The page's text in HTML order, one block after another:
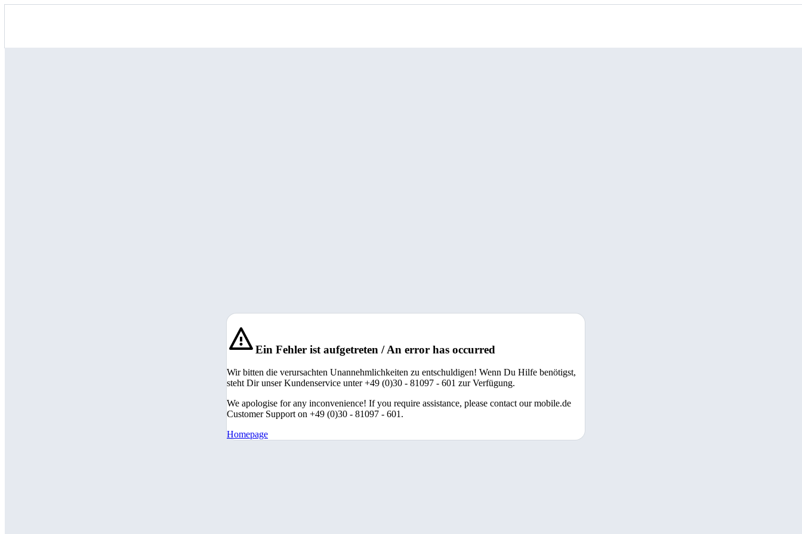
Ein Fehler ist aufgetreten / An error has occurred
Wir bitten die verursachten Unannehmlichkeiten zu entschuldigen! Wenn Du Hilfe benötigst,
steht Dir unser Kundenservice unter +49 (0)30 - 81097 - 601 zur Verfügung.
We apologise for any inconvenience! If you require assistance, please contact our mobile.de
Customer Support on +49 (0)30 - 81097 - 601.
Homepage